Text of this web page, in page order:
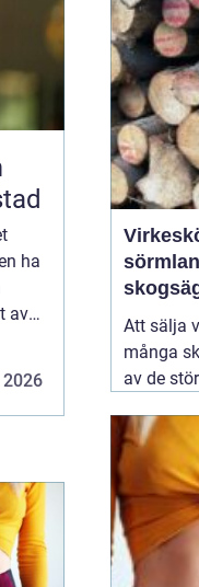
ha
av
går att
krav på
fukt. I
sörmland så
trygg
affär
Att sälja
många
av de
rörlig,
och
lyckas